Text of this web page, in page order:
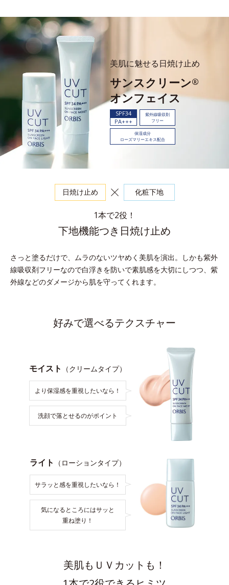
美肌に魅せる日焼け止め
サンスクリーン®
オンフェイス
SPF34
PA+++
紫外線吸収剤
フリー
保湿成分
ローズマリーエキス配合
日焼け止め 化粧下地
1本で2役！
下地機能つき日焼け止め
さっと塗るだけで、ムラのないツヤめく美肌を演出。
しかも紫外
線吸収剤フリーなので白浮きを防いで素肌感を大切にしつつ、紫
外線などのダメージから肌を守ってくれます。
好みで選べるテクスチャー
モイスト （クリームタイプ）
より保湿感を重視したいなら！
洗顔で落とせるのがポイント
ライト （ローションタイプ）
サラッと感を重視したいなら！
気になるところにはサッと
重ね塗り！
美肌もＵＶカットも！